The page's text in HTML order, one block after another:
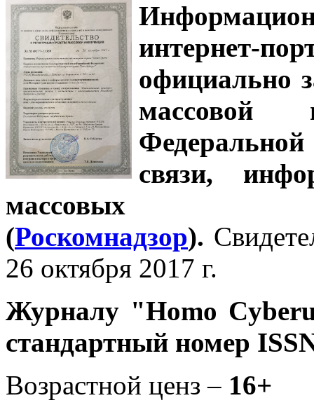
интернет-
официально
связи,
массовых
(Роскомнадзор).
26 октября 2017 г.
Журналу "Homo
стандартный номер
Возрастной ценз – 16+